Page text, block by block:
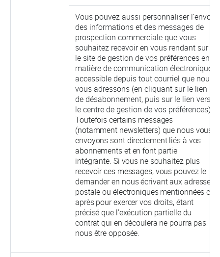
Vous pouvez aussi personnaliser l’envoi
des informations et des messages de
prospection commerciale que vous
souhaitez recevoir en vous rendant sur
le site de gestion de vos préférences en
matière de communication électronique,
accessible depuis tout courriel que nous
vous adressons (en cliquant sur le lien
de désabonnement, puis sur le lien vers
le centre de gestion de vos préférences).
Toutefois certains messages
(notamment newsletters) que nous vous
envoyons sont directement liés à vos
abonnements et en font partie
intégrante. Si vous ne souhaitez plus
recevoir ces messages, vous pouvez le
demander en nous écrivant aux adresses
postale ou électroniques mentionnées ci-
après pour exercer vos droits, étant
précisé que l’exécution partielle du
contrat qui en découlera ne pourra pas
nous être opposée.